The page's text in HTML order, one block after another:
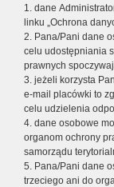
1. dane
linku „Ochrona
2. Pana/Pani dane
celu udostępniania
prawnych
3. jeżeli korzysta
e-mail placówki to
celu udzielenia
4. dane osobowe
organom ochrony
samorządu
5. Pana/Pani dane
trzeciego ani do